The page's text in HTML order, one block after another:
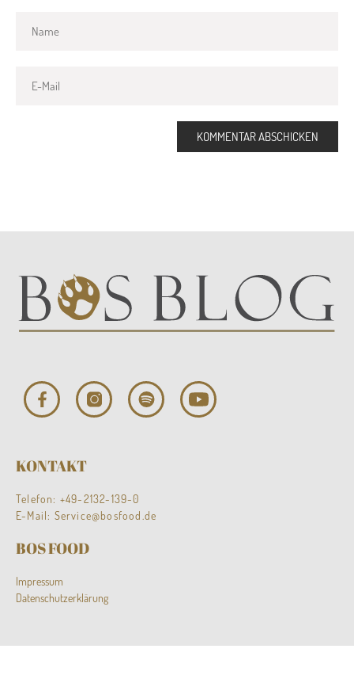
KONTAKT
Telefon: +49-2132-139-0
E-Mail: Service@bosfood.de
BOS FOOD
Impressum
Datenschutzerklärung